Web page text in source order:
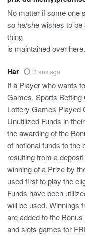
No matter if some one
so he/she wishes to be
thing
is maintained over here.
Har 3 ans ago
If a Player who wants
Games, Sports Betting
Lottery Games Played
Unutilized Funds in
the awarding of the
of notional funds to the
resulting from a
winning of a Prize by
used first to play the
Funds have been
will be used. Winnings
are added to the
and slots games for